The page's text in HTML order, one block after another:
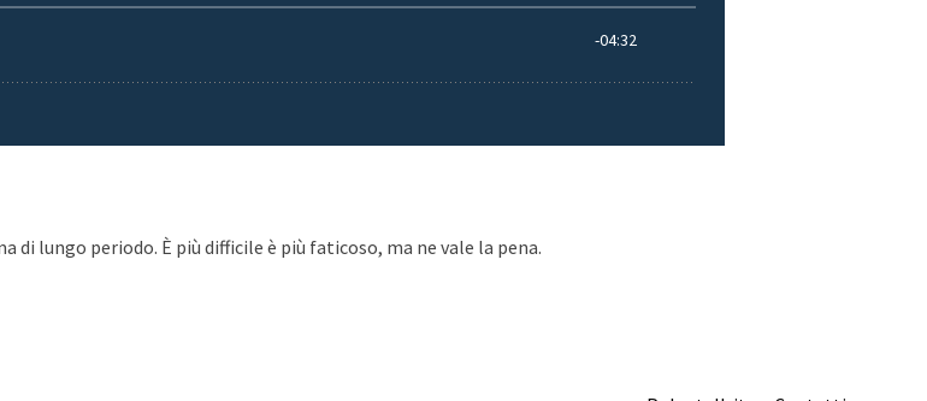
lungo periodo. È più difficile è più faticoso, ma ne vale la pena.